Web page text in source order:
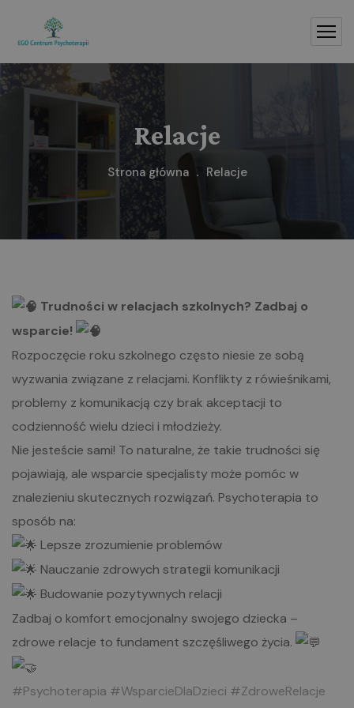
Relacje
Strona główna Relacje
Trudności w relacjach szkolnych? Zadbaj o
wsparcie!
Rozpoczęcie roku szkolnego często niesie ze sobą
wyzwania związane z relacjami. Konflikty z rówieśnikami,
problemy z komunikacją czy brak akceptacji to
codzienność wielu dzieci i młodzieży.
Nie jesteście sami! To naturalne, że takie trudności się
pojawiają, ale wsparcie specjalisty może pomóc w
znalezieniu skutecznych rozwiązań. Psychoterapia to
sposób na:
Lepsze zrozumienie problemów
Nauczanie zdrowych strategii komunikacji
Budowanie pozytywnych relacji
Zadbaj o komfort emocjonalny swojego dziecka –
zdrowe relacje to fundament szczęśliwego życia.
#Psychoterapia #WsparcieDlaDzieci #ZdroweRelacje